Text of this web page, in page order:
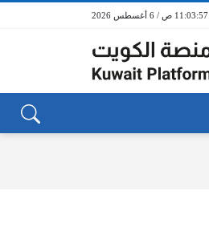
11:03:57 ص / 6 أغسطس 2026